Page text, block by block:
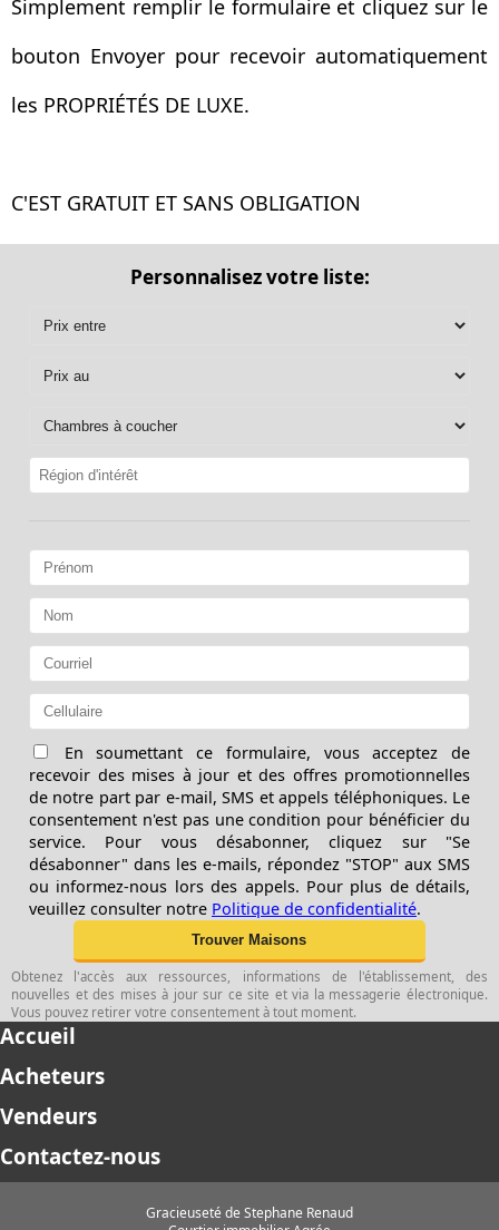
Simplement remplir le formulaire et cliquez sur le
bouton Envoyer pour recevoir automatiquement
les PROPRIÉTÉS DE LUXE.
C'EST GRATUIT ET SANS OBLIGATION
Personnalisez votre liste:
En soumettant ce formulaire, vous acceptez de
recevoir des mises à jour et des offres promotionnelles
de notre part par e-mail, SMS et appels téléphoniques. Le
consentement n'est pas une condition pour bénéficier du
service. Pour vous désabonner, cliquez sur "Se
désabonner" dans les e-mails, répondez "STOP" aux SMS
ou informez-nous lors des appels. Pour plus de détails,
veuillez consulter notre Politique de confidentialité.
Obtenez l'accès aux ressources, informations de l'établissement, des
nouvelles et des mises à jour sur ce site et via la messagerie électronique.
Vous pouvez retirer votre consentement à tout moment.
Accueil
Acheteurs
Vendeurs
Contactez-nous
Gracieuseté de Stephane Renaud